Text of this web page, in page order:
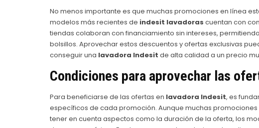
No menos importante es que muchas promociones en línea
modelos más recientes de indesit lavadoras cuentan con
tiendas colaboran con financiamiento sin intereses,
bolsillos. Aprovechar estos descuentos y ofertas exclusivas
conseguir una lavadora Indesit de alta calidad a un precio
Condiciones para aprovechar las
Para beneficiarse de las ofertas en lavadora Indesit, es
específicos de cada promoción. Aunque muchas
tener en cuenta aspectos como la duración de la oferta, los